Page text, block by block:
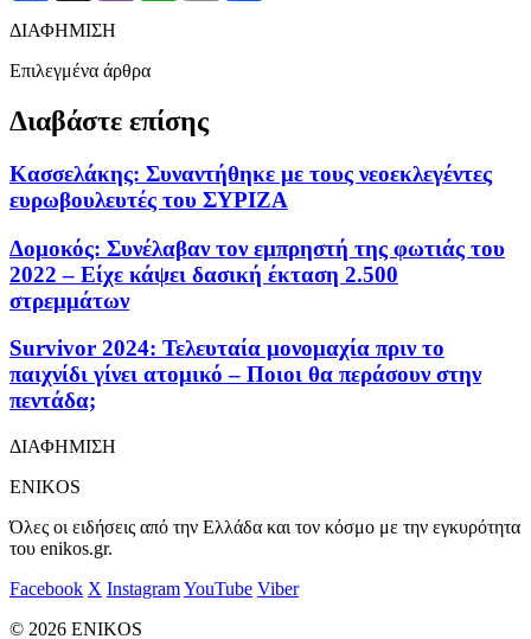
ΔΙΑΦΗΜΙΣΗ
Επιλεγμένα άρθρα
Διαβάστε επίσης
Κασσελάκης: Συναντήθηκε με τους νεοεκλεγέντες
ευρωβουλευτές του ΣΥΡΙΖΑ
Δομοκός: Συνέλαβαν τον εμπρηστή της φωτιάς του
2022 – Είχε κάψει δασική έκταση 2.500
στρεμμάτων
Survivor 2024: Τελευταία μονομαχία πριν το
παιχνίδι γίνει ατομικό – Ποιοι θα περάσουν στην
πεντάδα;
ΔΙΑΦΗΜΙΣΗ
ENIKOS
Όλες οι ειδήσεις από την Ελλάδα και τον κόσμο με την εγκυρότητα
του enikos.gr.
Facebook X InstagramYouTube Viber
© 2026 ENIKOS